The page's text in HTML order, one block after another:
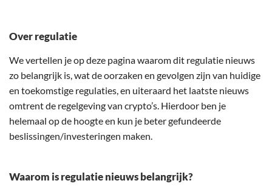
Over regulatie
We vertellen je op deze pagina waarom dit regulatie nieuws
zo belangrijk is, wat de oorzaken en gevolgen zijn van huidige
en toekomstige regulaties, en uiteraard het laatste nieuws
omtrent de regelgeving van crypto’s. Hierdoor ben je
helemaal op de hoogte en kun je beter gefundeerde
beslissingen/investeringen maken.
Waarom is regulatie nieuws belangrijk?